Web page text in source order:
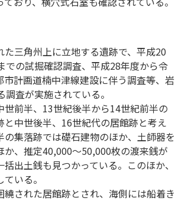
三角州上に立地する遺跡で、平成20
での試掘確認調査、平成28年度から令
計画道楠中津線建設に伴う調査等、岩
査が実施されている。
世前半、13世紀後半から14世紀前半の
中世後半、16世紀代の居館跡と考え
の集落跡では礎石建物のほか、土師器を
か、推定40,000～50,000枚の渡来銭が
出土銭も見つかっている。このほか、
いる。
繞された居館跡とされ、海側には船着き